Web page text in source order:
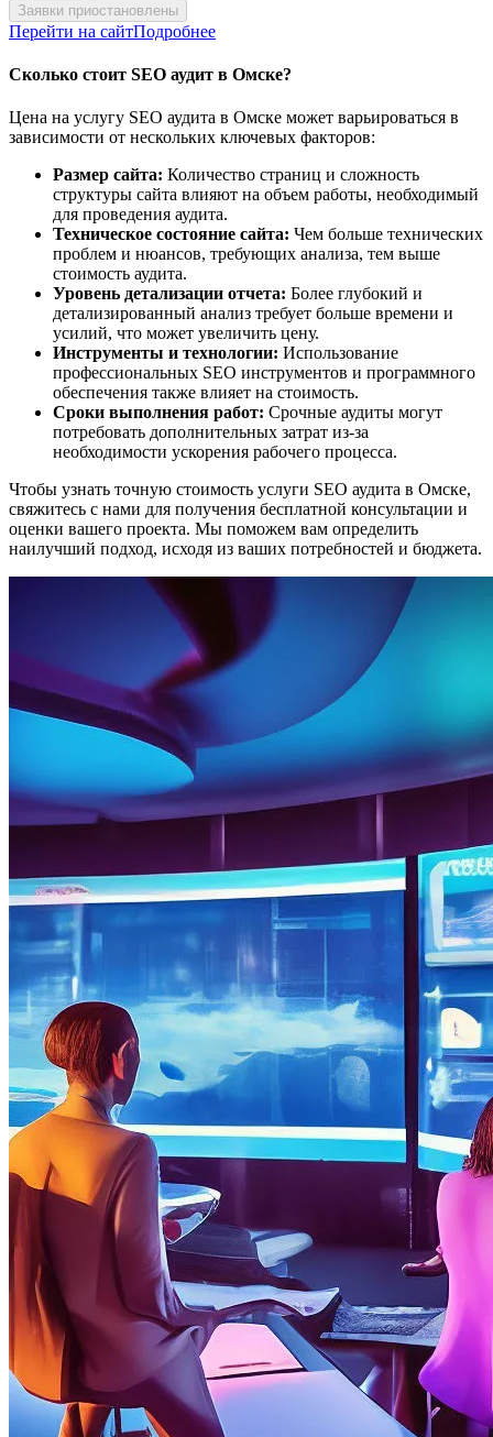
Заявки приостановлены
Перейти на сайтПодробнее
Сколько стоит SEO аудит в Омске?
Цена на услугу SEO аудита в Омске может варьироваться в
зависимости от нескольких ключевых факторов:
Размер сайта: Количество страниц и сложность
структуры сайта влияют на объем работы, необходимый
для проведения аудита.
Техническое состояние сайта: Чем больше технических
проблем и нюансов, требующих анализа, тем выше
стоимость аудита.
Уровень детализации отчета: Более глубокий и
детализированный анализ требует больше времени и
усилий, что может увеличить цену.
Инструменты и технологии: Использование
профессиональных SEO инструментов и программного
обеспечения также влияет на стоимость.
Сроки выполнения работ: Срочные аудиты могут
потребовать дополнительных затрат из-за
необходимости ускорения рабочего процесса.
Чтобы узнать точную стоимость услуги SEO аудита в Омске,
свяжитесь с нами для получения бесплатной консультации и
оценки вашего проекта. Мы поможем вам определить
наилучший подход, исходя из ваших потребностей и бюджета.